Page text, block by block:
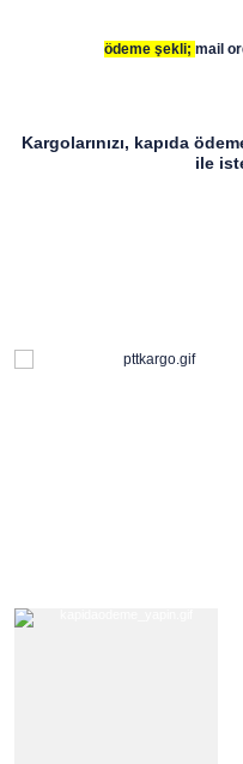
ödeme şekli; mail
Kargolarınızı, kapıda
ile